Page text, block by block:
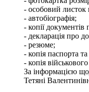
- особовий
- автобіографія;
- копії документів
- декларація про
- резюме;
- копія паспорта
- копія
За інформацією
Тетяні